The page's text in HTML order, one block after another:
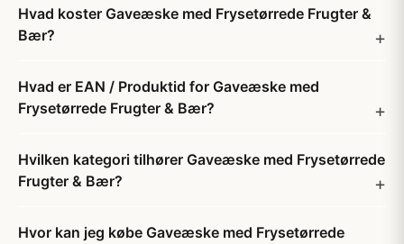
Hvad koster Gaveæske med Frysetørrede Frugter &
Bær?
Hvad er EAN / Produktid for Gaveæske med
Frysetørrede Frugter & Bær?
Hvilken kategori tilhører Gaveæske med Frysetørrede
Frugter & Bær?
Hvor kan jeg købe Gaveæske med Frysetørrede